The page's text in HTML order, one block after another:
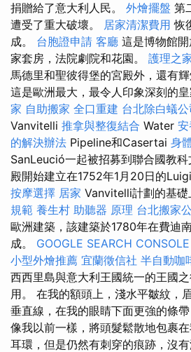
捐贈給了意大利人民。 外燴擺盤 第
遭受了重大破壞。 居家清潔費用 恢
成。 台胞證申請 客廳 這是博物館
家套房，法院劇院和花園。 護理之
馬德里和聖彼得堡的宮殿外，還有
這是歐洲最大，最令人印象深刻的皇
家 自助搬家 全口重建 台北除白蟻公
Vanvitelli 推拿與整復結合 Water
的解決辦法 Pipeline和Casertai 身
SanLeució一起被招募到聯合國教
殿開始建立在1752年1月20日的Luigi
按摩選擇 居家 Vanvitelli計劃的基礎
規範 養生村 助聽器 原理 台北搬家
歐洲建築，該建築於1780年在費迪
成。 GOOGLE SEARCH CONSOLE
小型外燴推薦 宜蘭徵信社 半自動咖
西西里島與意大利王國統一的王國
用。 在我的額頭上，淺水平皺紋，
垂直線，在我的眼睛下面更強的條
像我以前一樣，將頭髮鬆散地包裹
耳環，但是仍然有刺穿的痕跡，沒